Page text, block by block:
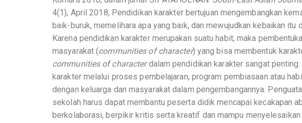
4(1), April 2018, Pendidikan karakter bertujuan mengembangkan
baik-buruk, memelihara apa yang baik, dan mewujudkan kebaikan itu
Karena pendidikan karakter merupakan suatu habit, maka
masyarakat (communities of character) yang bisa membentuk
communities of characterdalam pendidikan karakter sangat
karakter melalui proses pembelajaran, program pembiasaan atau
dengan keluarga dan masyarakat dalam pengembangannya.
sekolah harus dapat membantu peserta didik mencapai kecakapan
berkolaborasi, berpikir kritis serta kreatif dan mampu menyelesaikan